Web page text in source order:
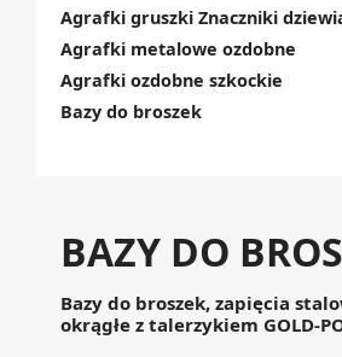
Agrafki gruszki Znaczniki
Agrafki metalowe ozdobne
Agrafki ozdobne szkockie
Bazy do broszek
BAZY DO
Bazy do broszek, zapięcia
okrągłe z talerzykiem GOLD-